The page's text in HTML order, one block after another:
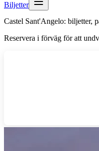
Biljetter
Castel Sant'Angelo: biljetter,
Reservera i förväg för att